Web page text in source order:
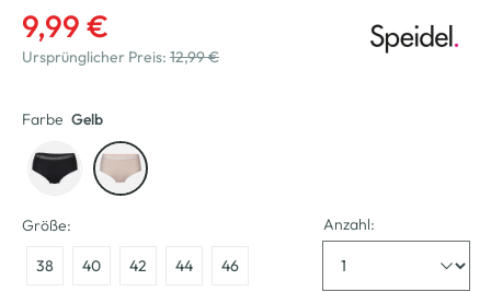
9,99 €
Ursprünglicher Preis: 12,99 €
Farbe Gelb
Größe:
38 40 42 44 46
Anzahl: